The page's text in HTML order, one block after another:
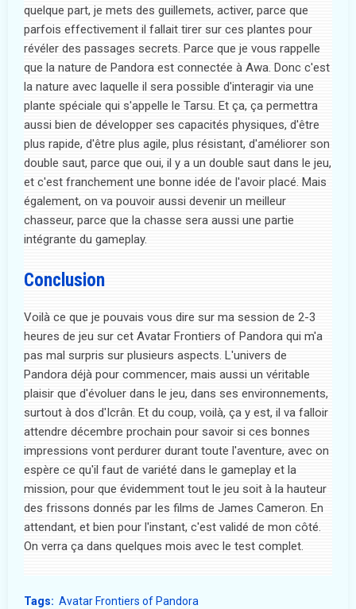
quelque part, je mets des guillemets, activer, parce que
parfois effectivement il fallait tirer sur ces plantes pour
révéler des passages secrets. Parce que je vous rappelle
que la nature de Pandora est connectée à Awa. Donc c'est
la nature avec laquelle il sera possible d'interagir via une
plante spéciale qui s'appelle le Tarsu. Et ça, ça permettra
aussi bien de développer ses capacités physiques, d'être
plus rapide, d'être plus agile, plus résistant, d'améliorer son
double saut, parce que oui, il y a un double saut dans le jeu,
et c'est franchement une bonne idée de l'avoir placé. Mais
également, on va pouvoir aussi devenir un meilleur
chasseur, parce que la chasse sera aussi une partie
intégrante du gameplay.
Conclusion
Voilà ce que je pouvais vous dire sur ma session de 2-3
heures de jeu sur cet Avatar Frontiers of Pandora qui m'a
pas mal surpris sur plusieurs aspects. L'univers de
Pandora déjà pour commencer, mais aussi un véritable
plaisir que d'évoluer dans le jeu, dans ses environnements,
surtout à dos d'Icrân. Et du coup, voilà, ça y est, il va falloir
attendre décembre prochain pour savoir si ces bonnes
impressions vont perdurer durant toute l'aventure, avec on
espère ce qu'il faut de variété dans le gameplay et la
mission, pour que évidemment tout le jeu soit à la hauteur
des frissons donnés par les films de James Cameron. En
attendant, et bien pour l'instant, c'est validé de mon côté.
On verra ça dans quelques mois avec le test complet.
Tags: Avatar Frontiers of Pandora